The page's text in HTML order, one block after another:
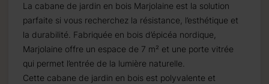
La cabane de jardin en bois Marjolaine est la solution
parfaite si vous recherchez la résistance, l’esthétique et
la durabilité. Fabriquée en bois d’épicéa nordique,
Marjolaine offre un espace de 7 m² et une porte vitrée
qui permet l’entrée de la lumière naturelle.
Cette cabane de jardin en bois est polyvalente et